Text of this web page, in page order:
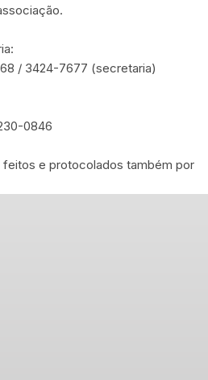
/ 3424-7677 (secretaria)
0846
e protocolados também por